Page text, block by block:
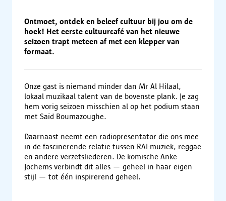
Ontmoet, ontdek en beleef cultuur bij jou om de
hoek! Het eerste cultuurcafé van het nieuwe
seizoen trapt meteen af met een klepper van
formaat.
Onze gast is niemand minder dan Mr Al Hilaal,
lokaal muzikaal talent van de bovenste plank. Je zag
hem vorig seizoen misschien al op het podium staan
met Saïd Boumazoughe.
Daarnaast neemt een radiopresentator die ons mee
in de fascinerende relatie tussen RAI‑muziek, reggae
en andere verzetsliederen. De komische Anke
Jochems verbindt dit alles — geheel in haar eigen
stijl — tot één inspirerend geheel.